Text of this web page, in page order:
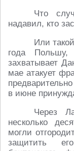
Что
надавил, кто
Или
года
захватывает
мае атакует
в июне
Через
несколько
могли
защитить